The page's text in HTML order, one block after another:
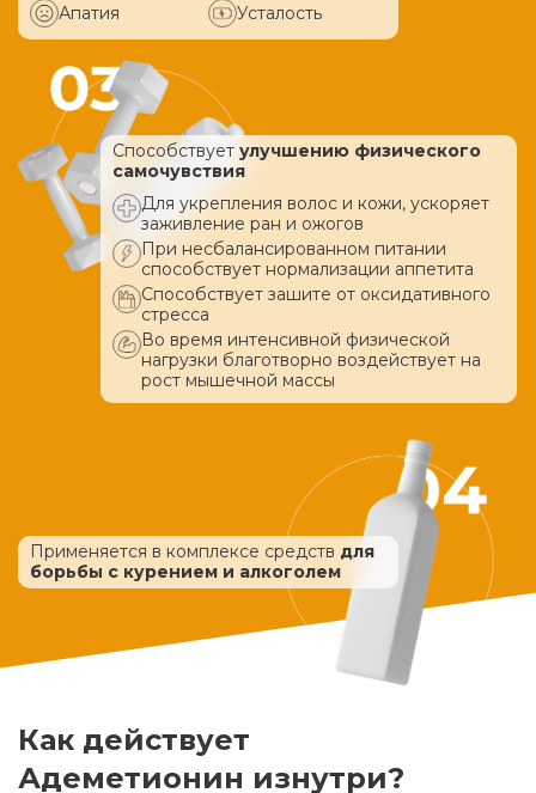
Апатия
Усталость
Способствует улучшению физического
самочувствия
Для укрепления волос и кожи, ускоряет
заживление ран и ожогов
При несбалансированном питании
способствует нормализации аппетита
Способствует зашите от оксидативного
стресса
Во время интенсивной физической
нагрузки благотворно воздействует на
рост мышечной массы
Применяется в комплексе средств для
борьбы с курением и алкоголем
Как действует
Адеметионин изнутри?